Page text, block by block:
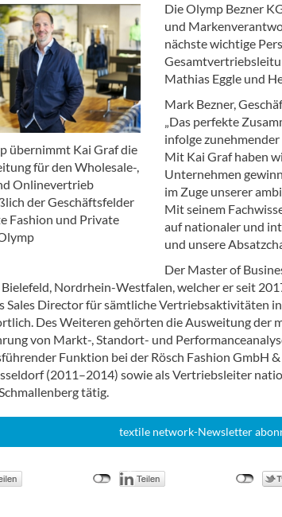
übernimmt Kai Graf die
für den Wholesale-,
Onlinevertrieb
der Geschäftsfelder
Fashion und Private
Die Olymp Bezner
und
nächste wichtige
Mathias Eggle und
Mark Bezner,
„Das perfekte
infolge
Mit Kai Graf haben
Unternehmen
im Zuge unserer
Mit seinem
auf nationaler und
und unsere
Der Master of
Nordrhein-Westfalen, welcher er seit
Sales Director für sämtliche Vertriebsaktivitäten
Des Weiteren gehörten die Ausweitung der
von Markt-, Standort- und
Funktion bei der Rösch Fashion GmbH
(2011–2014) sowie als Vertriebsleiter
tätig.
textile network-Newsletter